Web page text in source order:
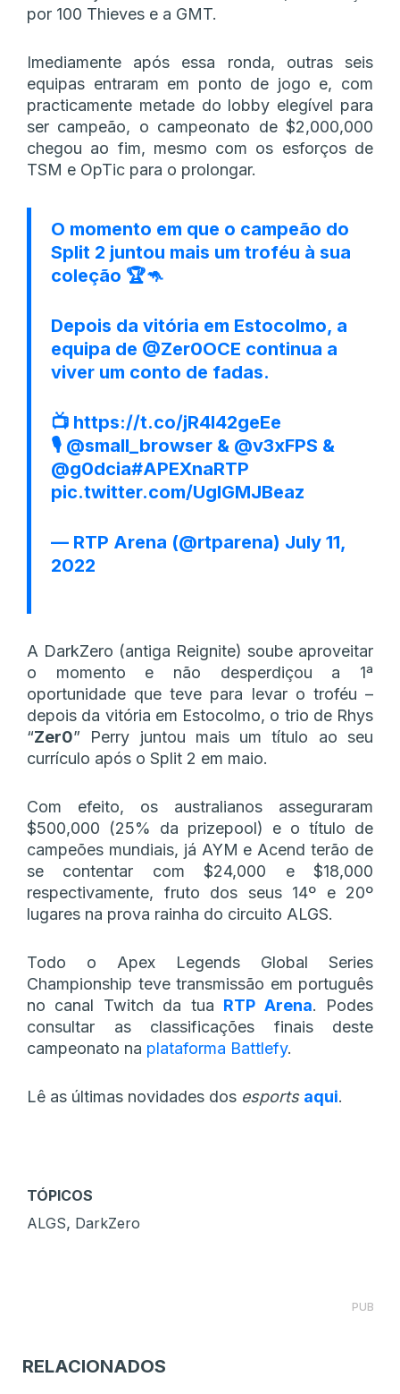
por 100 Thieves e a GMT.
Imediamente após essa ronda, outras seis
equipas entraram em ponto de jogo e, com
practicamente metade do lobby elegível para
ser campeão, o campeonato de $2,000,000
chegou ao fim, mesmo com os esforços de
TSM e OpTic para o prolongar.
O momento em que o campeão do
Split 2 juntou mais um troféu à sua
coleção 🏆🦘
Depois da vitória em Estocolmo, a
equipa de @Zer0OCE continua a
viver um conto de fadas.
📺 https://t.co/jR4l42geEe
🎙 @small_browser & @v3xFPS &
@g0dcia#APEXnaRTP
pic.twitter.com/UglGMJBeaz
— RTP Arena (@rtparena) July 11,
2022
A DarkZero (antiga Reignite) soube aproveitar
o momento e não desperdiçou a 1ª
oportunidade que teve para levar o troféu –
depois da vitória em Estocolmo, o trio de Rhys
“Zer0” Perry juntou mais um título ao seu
currículo após o Split 2 em maio.
Com efeito, os australianos asseguraram
$500,000 (25% da prizepool) e o título de
campeões mundiais, já AYM e Acend terão de
se contentar com $24,000 e $18,000
respectivamente, fruto dos seus 14º e 20º
lugares na prova rainha do circuito ALGS.
Todo o Apex Legends Global Series
Championship teve transmissão em português
no canal Twitch da tua RTP Arena. Podes
consultar as classificações finais deste
campeonato na plataforma Battlefy.
Lê as últimas novidades dos esports aqui.
TÓPICOS
ALGS, DarkZero
PUB
RELACIONADOS